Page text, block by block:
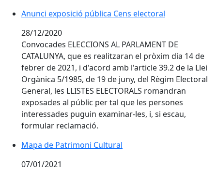
Anunci exposició pública Cens electoral
Anunci exposició pública Cens electoral
28/12/2020
Convocades ELECCIONS AL PARLAMENT DE
CATALUNYA, que es realitzaran el pròxim dia 14 de
febrer de 2021, i d'acord amb l'article 39.2 de la Llei
Orgànica 5/1985, de 19 de juny, del Règim Electoral
General, les LLISTES ELECTORALS romandran
exposades al públic per tal que les persones
interessades puguin examinar-les, i, si escau,
formular reclamació.
Mapa de Patrimoni Cultural
Mapa de Patrimoni Cultural
07/01/2021